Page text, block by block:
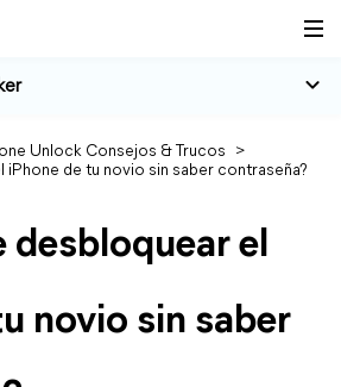
Unlock Consejos & Trucos
>
iPhone de tu novio sin saber contraseña?
desbloquear el
novio sin saber